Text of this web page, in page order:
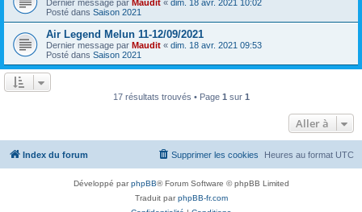
Dernier message par Maudit « dim. 18 avr. 2021 10:02
Posté dans Saison 2021
Air Legend Melun 11-12/09/2021
Dernier message par Maudit « dim. 18 avr. 2021 09:53
Posté dans Saison 2021
17 résultats trouvés • Page 1 sur 1
Aller à
Index du forum Heures au format UTC
Supprimer les cookies
Développé parphpBB® Forum Software © phpBB Limited
Traduit parphpBB-fr.com